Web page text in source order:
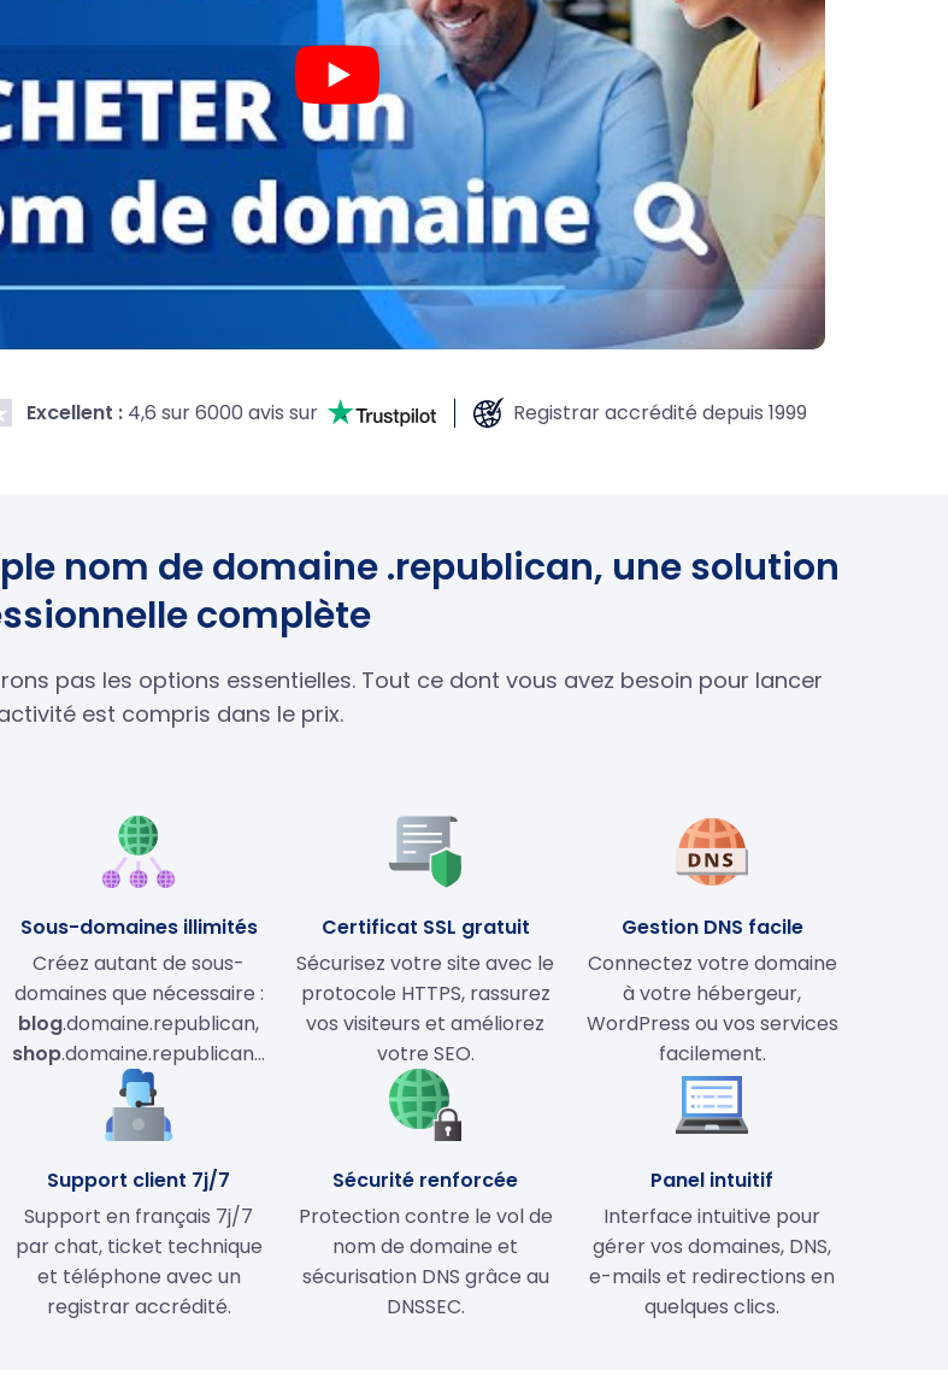
Excellent : 4,6 sur 6000 avis sur Registrar accrédité depuis 1999
nom de domaine .republican, une solution
complète
pas les options essentielles. Tout ce dont vous avez besoin pour lancer
est compris dans le prix.
Sous-domaines illimités
Créez autant de sous-
domaines que nécessaire :
blog.domaine.republican,
shop.domaine.republican…
Certificat SSL gratuit
Sécurisez votre site avec le
protocole HTTPS, rassurez
vos visiteurs et améliorez
votre SEO.
Gestion DNS facile
Connectez votre domaine
à votre hébergeur,
WordPress ou vos services
facilement.
Support client 7j/7
Support en français 7j/7
par chat, ticket technique
et téléphone avec un
registrar accrédité.
Sécurité renforcée
Protection contre le vol de
nom de domaine et
sécurisation DNS grâce au
DNSSEC.
Panel intuitif
Interface intuitive pour
gérer vos domaines, DNS,
e-mails et redirections en
quelques clics.